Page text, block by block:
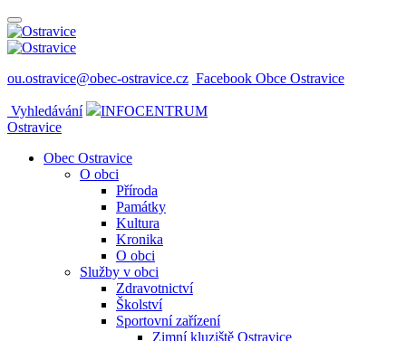
ou.ostravice@obec-ostravice.cz Facebook Obce Ostravice
Vyhledávání
INFOCENTRUM
Ostravice
Obec Ostravice
O obci
Příroda
Památky
Kultura
Kronika
O obci
Služby v obci
Zdravotnictví
Školství
Sportovní zařízení
Zimní kluziště Ostravice